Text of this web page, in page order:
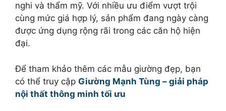
nghi và thẩm mỹ. Với nhiều ưu điểm vượt trội
cùng mức giá hợp lý, sản phẩm đang ngày càng
được ứng dụng rộng rãi trong các căn hộ hiện
đại.
Để tham khảo thêm các mẫu giường đẹp, bạn
có thể truy cập Giường Mạnh Tùng – giải pháp
nội thất thông minh tối ưu